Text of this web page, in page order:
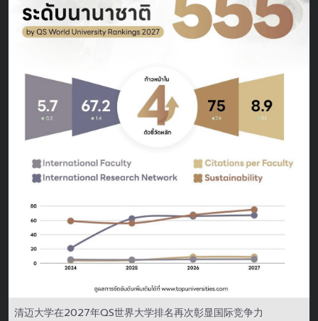
清迈大学在2027年QS世界大学排名再次彰显国际竞争力